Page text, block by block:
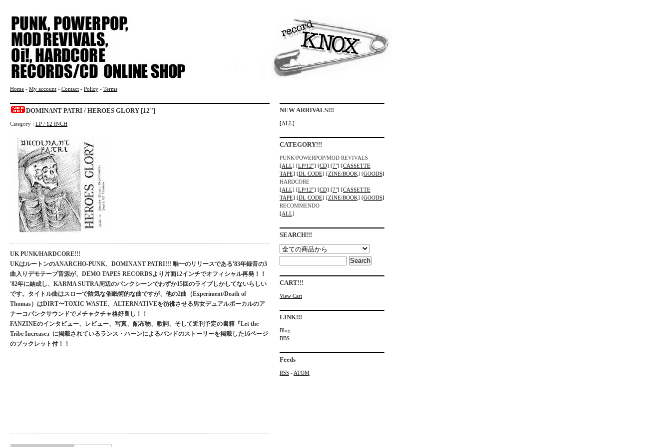
Home - My account - Contact - Policy - Terms
DOMINANT PATRI / HEROES GLORY [12"]
Category : LP / 12 INCH
UK PUNK/HARDCORE!!!
UKはルートンのANARCHO-PUNK、DOMINANT PATRI!!! 唯一のリリースである'83年録音の3
曲入りデモテープ音源が、DEMO TAPES RECORDSより片面12インチでオフィシャル再発！！
'82年に結成し、KARMA SUTRA周辺のパンクシーンでわずか15回のライブしかしてないらしい
です。タイトル曲はスローで陰気な催眠術的な曲ですが、他の2曲（Experiment/Death of
Thomas）はDIRT〜TOXIC WASTE、ALTERNATIVEを彷彿させる男女デュアルボーカルのア
ナーコパンクサウンドでメチャクチャ格好良し！！
FANZINEのインタビュー、レビュー、写真、配布物、歌詞、そして近刊予定の書籍『Let the
Tribe Increase』に掲載されているランス・ハーンによるバンドのストーリーを掲載した16ページ
のブックレット付！！
NEW ARRIVALS!!!
[ALL]
CATEGORY!!!
PUNK/POWERPOP/MOD REVIVALS
[ALL] [LP/12"] [CD] [7"] [CASSETTE
TAPE] [DL CODE] [ZINE/BOOK] [GOODS]
HARDCORE
[ALL] [LP/12"] [CD] [7"] [CASSETTE
TAPE] [DL CODE] [ZINE/BOOK] [GOODS]
RECOMMENDO
[ALL]
SEARCH!!!
CART!!!
View Cart
LINK!!!
Blog
BBS
Feeds
RSS - ATOM